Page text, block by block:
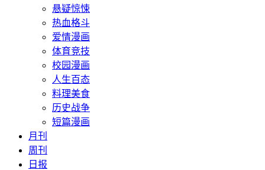
悬疑惊悚
热血格斗
爱情漫画
体育竞技
校园漫画
人生百态
料理美食
历史战争
短篇漫画
月刊
周刊
日报